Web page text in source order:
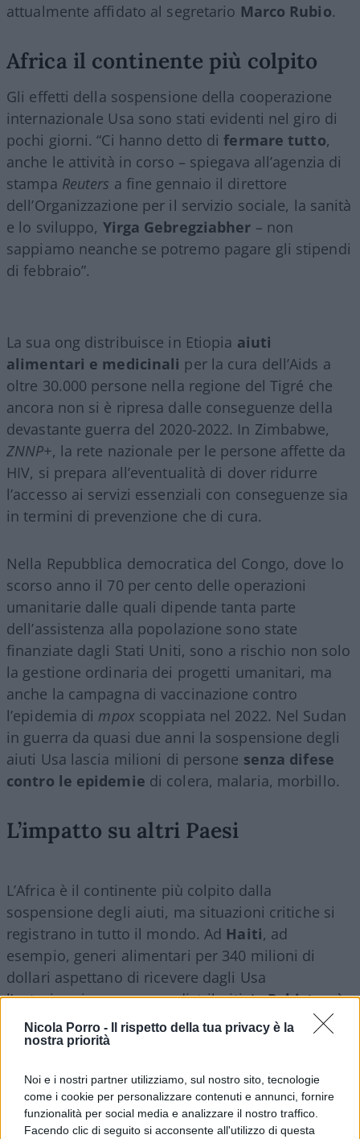
Nicola Porro -
Il rispetto della tua privacy è la
nostra priorità
Noi e i nostri partner utilizziamo, sul nostro sito, tecnologie
come i cookie per personalizzare contenuti e annunci, fornire
funzionalità per social media e analizzare il nostro traffico.
Facendo clic di seguito si acconsente all'utilizzo di questa
attualmente affidato al segretario Marco Rubio.
Africa il continente più colpito
Gli effetti della sospensione della cooperazione
internazionale Usa sono stati evidenti nel giro di
pochi giorni. “Ci hanno detto difermare tutto,
anche le attività in corso – spiegava all’agenzia di
stampa Reuters a fine gennaio il direttore
dell’Organizzazione per il servizio sociale, la sanità
e lo sviluppo, Yirga Gebregziabher – non
sappiamo neanche se potremo pagare gli stipendi
di febbraio”.
La sua ong distribuisce in Etiopia aiuti
alimentari e medicinali per la cura dell’Aids a
oltre 30.000 persone nella regione del Tigré che
ancora non si è ripresa dalle conseguenze della
devastante guerra del 2020-2022. In Zimbabwe,
ZNNP+, la rete nazionale per le persone affette da
HIV, si prepara all’eventualità di dover ridurre
l’accesso ai servizi essenziali con conseguenze sia
in termini di prevenzione che di cura.
Nella Repubblica democratica del Congo, dove lo
scorso anno il 70 per cento delle operazioni
umanitarie dalle quali dipende tanta parte
dell’assistenza alla popolazione sono state
finanziate dagli Stati Uniti, sono a rischio non solo
la gestione ordinaria dei progetti umanitari, ma
anche la campagna di vaccinazione contro
l’epidemia di mpoxscoppiata nel 2022. Nel Sudan
in guerra da quasi due anni la sospensione degli
aiuti Usa lascia milioni di persone senza difese
contro le epidemie di colera, malaria, morbillo.
L’impatto su altri Paesi
L’Africa è il continente più colpito dalla
sospensione degli aiuti, ma situazioni critiche si
registrano in tutto il mondo. Ad Haiti, ad
esempio, generi alimentari per 340 milioni di
dollari aspettano di ricevere dagli Usa
l’autorizzazione a essere distribuiti. InPakistanè
in forse il programma avviato nel 2023 per aiutare
il Paese a combattere la tubercolosi di cui si
rischio sono le circa 1.500 famiglie assistite ogni
mese. Inoltre centinaia di dipendenti potrebbero
perdere il lavoro.